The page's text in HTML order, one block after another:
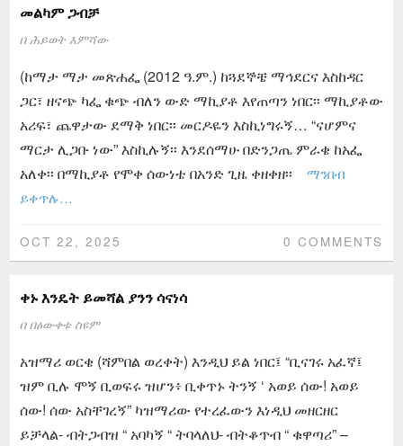
መልካም ጋብቻ
በ ሕይወት እምሻው
(ከማታ ማታ መጽሐፌ (2012 ዓ.ም.) ከጓደኞቼ ማኅደርና እስከዳር
ጋር፣ ዘናጭ ካፌ ቁጭ ብለን ውድ ማኪያቶ እየጠጣን ነበር፡፡ ማኪያቶው
አሪፍ፣ ጨዋታው ደማቅ ነበር፡፡ መርዶዬን እስኪነግሩኝ… “ናሆምና
ማርታ ሊጋቡ ነው” እስኪሉኝ፡፡ እንደሰማሁ በድንጋጤ ምራቄ ከአፌ
አለቀ፡፡ በማኪያቶ የሞቀ ሰውነቴ በአንድ ጊዜ ቀዘቀዘ፡፡
ማንበብ
ይቀጥሉ…
OCT 22, 2025 0 COMMENTS
ቀኑ እንዴት ይመሻል ያንን ሳናነሳ
በበዕውቀቱ ስዩም
አዝማሪ ወርቄ (ሻምበል ወረቀት) እንዲህ ይል ነበር፤ “ቢናገሩ አፈኛ፤
ዝም ቢሉ ሞኝ ቢወፍሩ ዝሆን፥ ቢቀጥኑ ትንኝ ‘ አወይ ሰው! አወይ
ሰው! ሰው አስቸገረኝ” ካዝማሪው የተረፈውን እነዲህ መዘርዘር
ይቻላል- ብትጋብዝ “ አባካኝ “ ትባላለህ- ብትቆጥብ “ ቁዋጣሪ” –